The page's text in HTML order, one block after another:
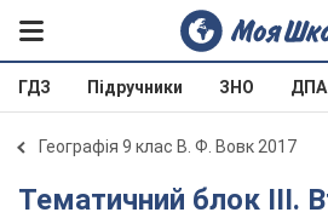
ГДЗ Підручники ЗНО ДПА
Географія 9 клас В. Ф. Вовк 2017
Тематичний блок III. Вторинний